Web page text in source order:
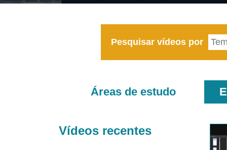
Pesquisar vídeos por
Áreas de estudo
Vídeos recentes